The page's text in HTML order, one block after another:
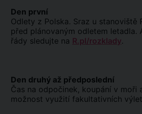
Den první
Odlety z Polska. Sraz u stanoviště
před plánovaným odletem letadla.
řády sledujte na R.pl/rozklady.
Den druhý až předposlední
Čas na odpočinek, koupání v moři
možnost využití fakultativních